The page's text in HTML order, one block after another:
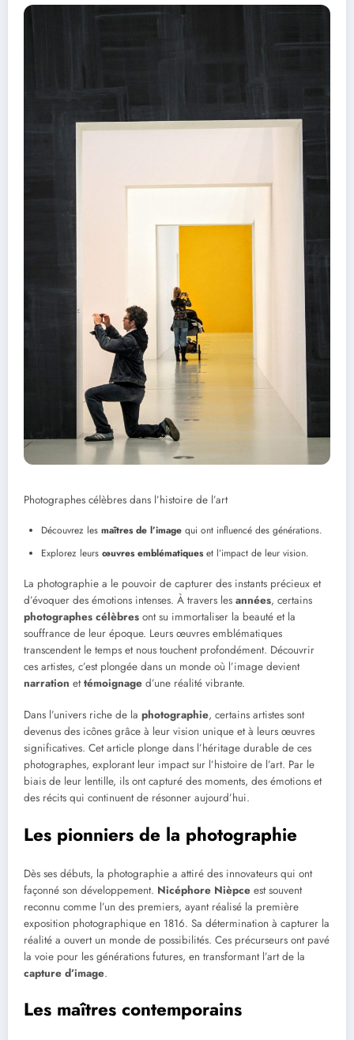
Photographes célèbres dans l’histoire de l’art
Découvrez les maîtres de l’image qui ont influencé des générations.
Explorez leurs œuvres emblématiqueset l’impact de leur vision.
La photographie a le pouvoir de capturer des instants précieux et
d’évoquer des émotions intenses. À travers les années, certains
photographes célèbres ont su immortaliser la beauté et la
souffrance de leur époque. Leurs œuvres emblématiques
transcendent le temps et nous touchent profondément. Découvrir
ces artistes, c’est plongée dans un monde où l’image devient
narration ettémoignage d’une réalité vibrante.
Dans l’univers riche de la photographie, certains artistes sont
devenus des icônes grâce à leur vision unique et à leurs œuvres
significatives. Cet article plonge dans l’héritage durable de ces
photographes, explorant leur impact sur l’histoire de l’art. Par le
biais de leur lentille, ils ont capturé des moments, des émotions et
des récits qui continuent de résonner aujourd’hui.
Les pionniers de la photographie
Dès ses débuts, la photographie a attiré des innovateurs qui ont
façonné son développement. Nicéphore Nièpce est souvent
reconnu comme l’un des premiers, ayant réalisé la première
exposition photographique en 1816. Sa détermination à capturer la
réalité a ouvert un monde de possibilités. Ces précurseurs ont pavé
la voie pour les générations futures, en transformant l’art de la
capture d’image.
Les maîtres contemporains